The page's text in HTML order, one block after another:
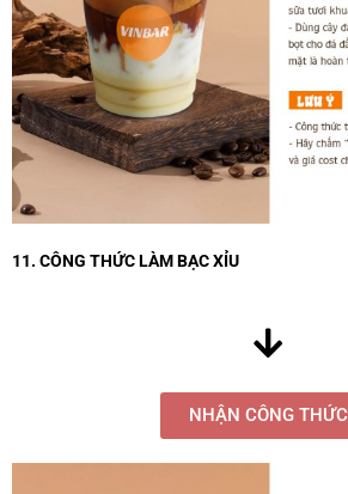
11. CÔNG THỨC LÀM BẠC XỈU
NHẬN CÔNG THỨC